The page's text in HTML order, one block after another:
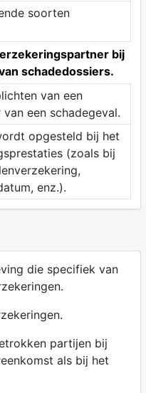
soorten
bij
schadedossiers.
van een
een schadegeval.
opgesteld bij het
(zoals bij
enz.).
die specifiek van
partijen bij
als bij het